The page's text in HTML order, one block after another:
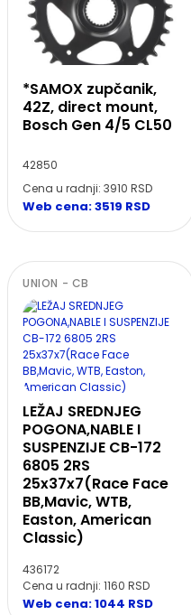
*SAMOX zupčanik,
42Z, direct mount,
Bosch Gen 4/5 CL50
42850
Cena u radnji: 3910 RSD
Web cena: 3519 RSD
UNION - CB
LEŽAJ SREDNJEG
POGONA,NABLE I
SUSPENZIJE CB-172
6805 2RS
25x37x7(Race Face
BB,Mavic, WTB,
Easton, American
Classic)
436172
Cena u radnji: 1160 RSD
Web cena: 1044 RSD